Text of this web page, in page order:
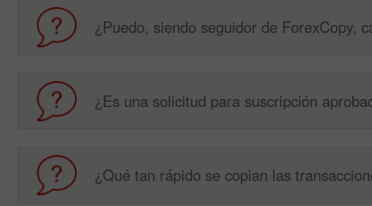
¿Puedo, siendo seguidor de ForexCopy,
¿Es una solicitud para suscripción
¿Qué tan rápido se copian las